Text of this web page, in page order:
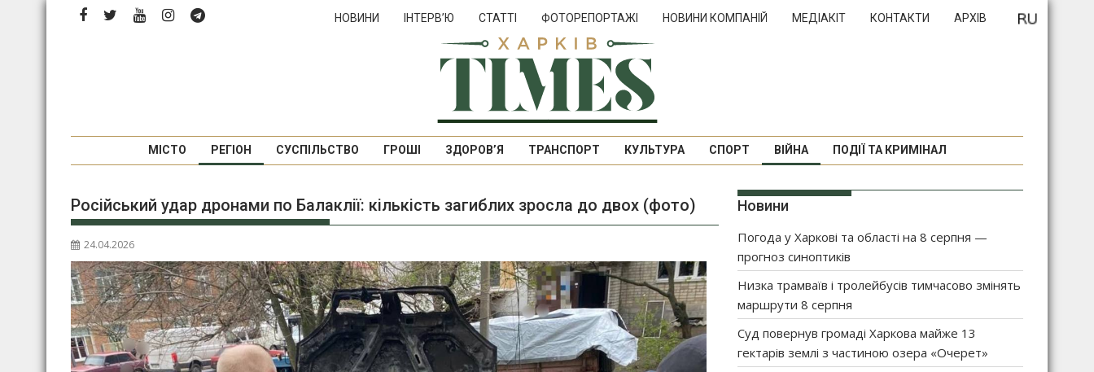
Перейти
НОВИНИ ІНТЕРВ’Ю СТАТТІ ФОТОРЕПОРТАЖІ НОВИНИ КОМПАНІЙ МЕДІАКІТ КОНТАКТИ АРХІВ
МІСТО РЕГІОН СУСПІЛЬСТВО ГРОШІ ЗДОРОВ’Я ТРАНСПОРТ КУЛЬТУРА СПОРТ ВІЙНА ПОДІЇ ТА КРИМІНАЛ
Російський удар дронами по Балаклії: кількість загиблих зросла до двох (фото)
24.04.2026
Новини
Погода у Харкові та області на 8 серпня —
прогноз синоптиків
Низка трамваїв і тролейбусів тимчасово змінять
маршрути 8 серпня
Суд повернув громаді Харкова майже 13
гектарів землі з частиною озера «Очерет»